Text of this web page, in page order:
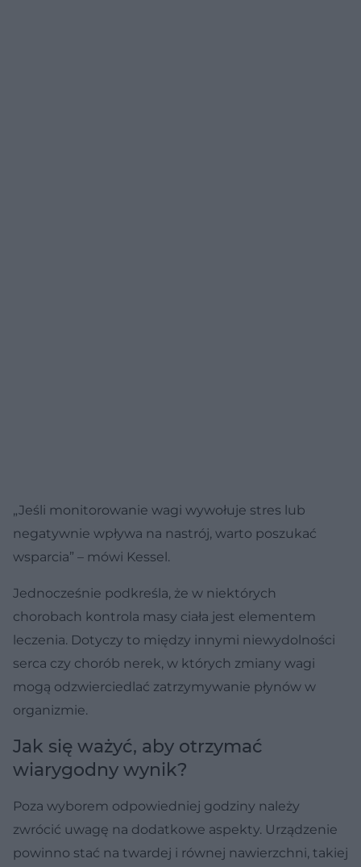
„Jeśli monitorowanie wagi wywołuje stres lub
negatywnie wpływa na nastrój, warto poszukać
wsparcia” – mówi Kessel.
Jednocześnie podkreśla, że w niektórych
chorobach kontrola masy ciała jest elementem
leczenia. Dotyczy to między innymi niewydolności
serca czy chorób nerek, w których zmiany wagi
mogą odzwierciedlać zatrzymywanie płynów w
organizmie.
Jak się ważyć, aby otrzymać
wiarygodny wynik?
Poza wyborem odpowiedniej godziny należy
zwrócić uwagę na dodatkowe aspekty. Urządzenie
powinno stać na twardej i równej nawierzchni, takiej